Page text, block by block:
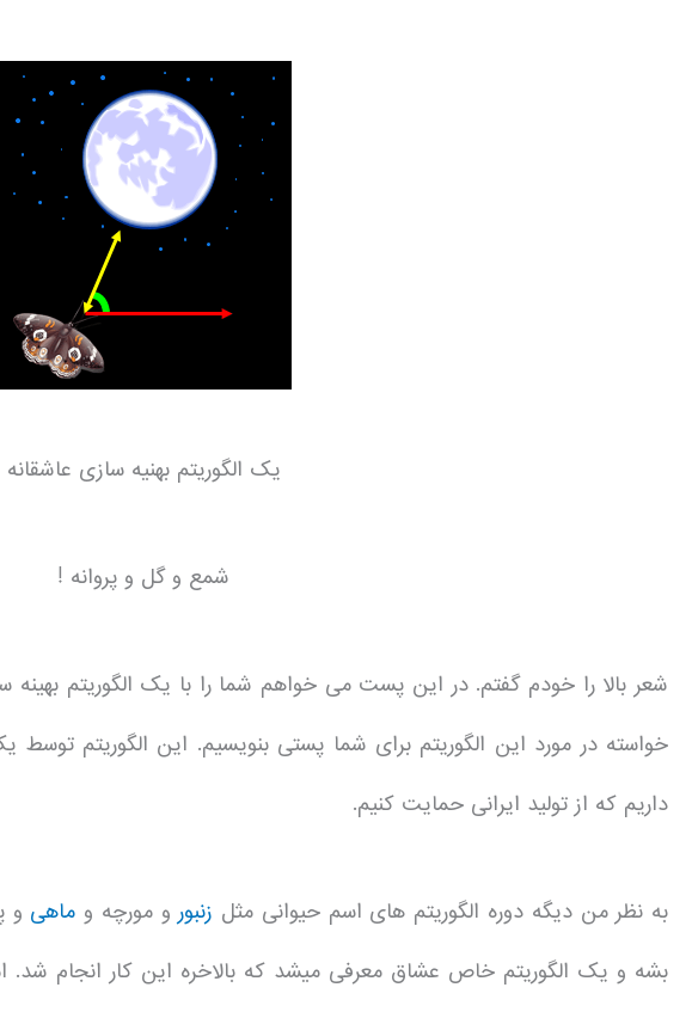
یک الگوریتم بهنیه سازی عاشقانه
شمع و گل و پروانه !
شعر بالا را خودم گفتم. در این پست می خواهم شما را با یک الگوریتم
خواسته در مورد این الگوریتم برای شما پستی بنویسیم. این الگوریتم
داریم که از تولید ایرانی حمایت کنیم.
به نظر من دیگه دوره الگوریتم های اسم حیوانی مثل زنبور و مورچه و ماهی و
بشه و یک الگوریتم خاص عشاق معرفی میشد که بالاخره این کار انجام شد.